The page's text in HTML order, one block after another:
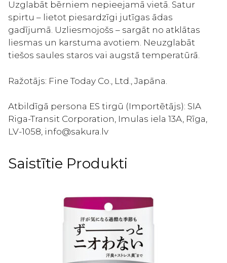
Uzglabāt bērniem nepieejamā vietā. Satur
spirtu – lietot piesardzīgi jutīgas ādas
gadījumā. Uzliesmojošs – sargāt no atklātas
liesmas un karstuma avotiem. Neuzglabāt
tiešos saules staros vai augstā temperatūrā.
Ražotājs: Fine Today Co., Ltd., Japāna.
Atbildīgā persona ES tirgū (Importētājs): SIA
Riga-Transit Corporation, Imulas iela 13A, Rīga,
LV-1058, info@sakura.lv
Saistītie Produkti